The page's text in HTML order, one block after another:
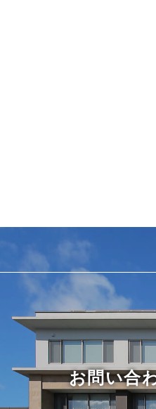
お問い合